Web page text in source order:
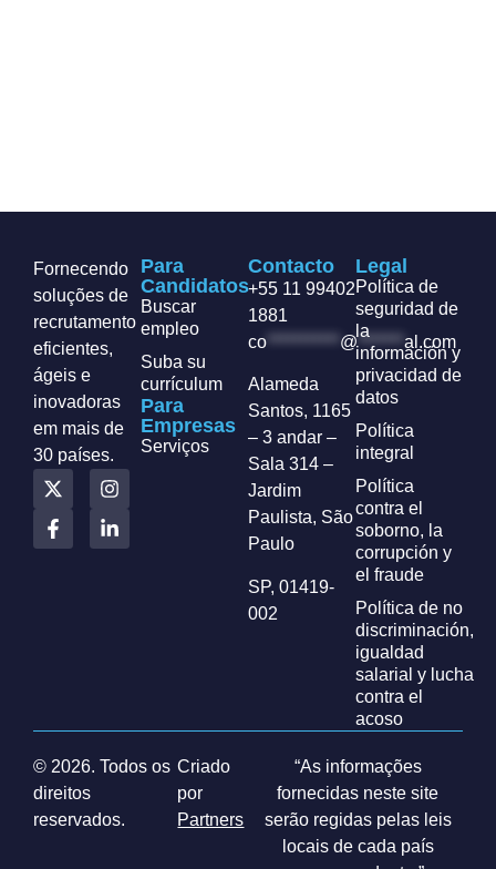
Fornecendo
soluções de
recrutamento
eficientes,
ágeis e
inovadoras
em mais de
30 países.
Para
Candidatos
Buscar
empleo
Suba su
currículum
Para
Empresas
Serviços
Contacto
+55 11 99402
1881
co *********** @******* al.com
Alameda
Santos, 1165
– 3 andar –
Sala 314 –
Jardim
Paulista, São
Paulo
SP, 01419-
002
Legal
Política de
seguridad de
la
información y
privacidad de
datos
Política
integral
Política
contra el
soborno, la
corrupción y
el fraude
Política de no
discriminación,
igualdad
salarial y lucha
contra el
acoso
© 2026. Todos os
direitos
reservados.
Criado
por
Partners
“As informações
fornecidas neste site
serão regidas pelas leis
locais de cada país